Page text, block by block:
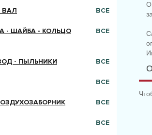
ВСЕ
ВАЛ
ВСЕ
- ШАЙБА - КОЛЬЦО
ВСЕ
- ПЫЛЬНИКИ
ВСЕ
ВСЕ
ВСЕ